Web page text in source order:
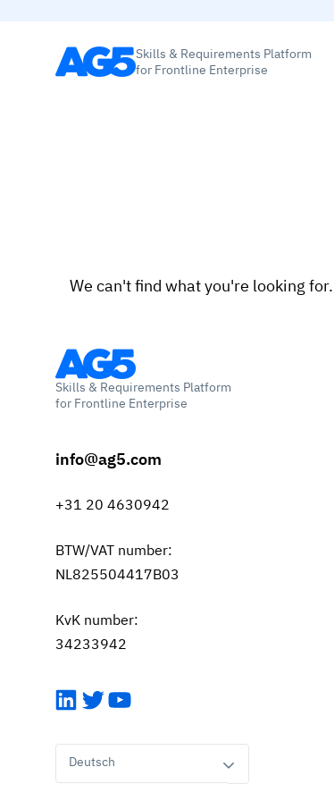
Skills & Requirements Platform
for Frontline Enterprise
We can't find what you're looking for.
Skills & Requirements Platform
for Frontline Enterprise
info@ag5.com
+31 20 4630942
BTW/VAT number:
NL825504417B03
KvK number:
34233942
LinkedIn
TwitterYouTube
Deutsch